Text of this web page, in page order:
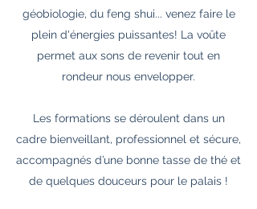
géobiologie, du feng shui... venez faire le
plein d'énergies puissantes! La voûte
permet aux sons de revenir tout en
rondeur nous envelopper.
Les formations se déroulent dans un
cadre bienveillant, professionnel et sécure,
accompagnés d’une bonne tasse de thé et
de quelques douceurs pour le palais !